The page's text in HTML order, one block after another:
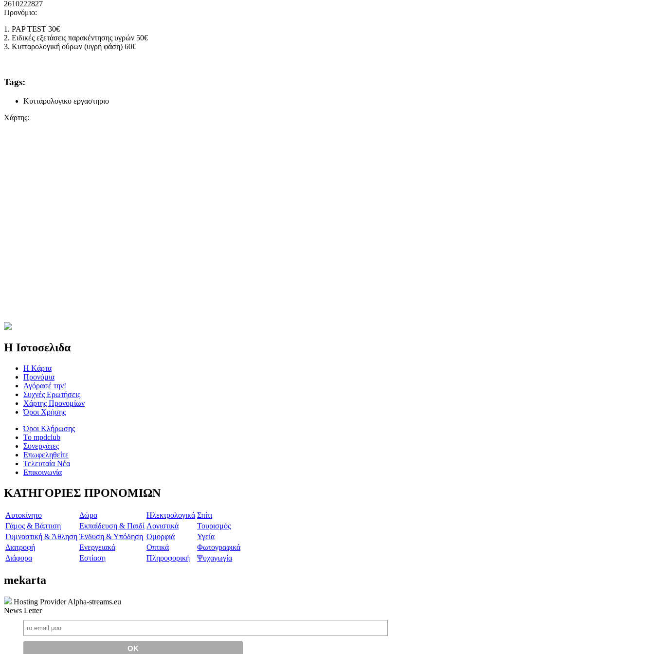
2610222827
Προνόμιο:
1. PAP TEST 30€
2. Ειδικές εξετάσεις παρακέντησης υγρών 50€
3. Κυτταρολογική ούρων (υγρή φάση) 60€
Tags:
Κυτταρολογικο εργαστηριο
Χάρτης:
Η Ιστοσελιδα
Η Kάρτα
Προνόμια
Αγόρασέ την!
Συχνές Ερωτήσεις
Χάρτης Προνομίων
Όροι Χρήσης
Όροι Κλήρωσης
To mpdclub
Συνεργάτες
Επωφεληθείτε
Τελευταία Νέα
Επικοινωνία
ΚΑΤΗΓΟΡΙΕΣ ΠΡΟΝΟΜΙΩΝ
Aυτοκίνητο Δώρα Ηλεκτρολογικά Σπίτι
Γάμος & Βάπτιση
Εκπαίδευση & Παιδί Λογιστικά
Τουρισμός
Γυμναστική & Άθληση Ένδυση & Υπόδηση Ομορφιά
Υγεία
Διατροφή
Ενεργειακά Οπτικά
Φωτογραφικά
Διάφορα
Εστίαση Πληροφορική Ψυχαγωγία
mekarta
Hosting Provider Alpha-streams.eu
News Letter